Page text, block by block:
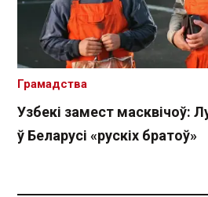
Узбекі замест масквічоў:
ў Беларусі «рускіх братоў»
Грамадства